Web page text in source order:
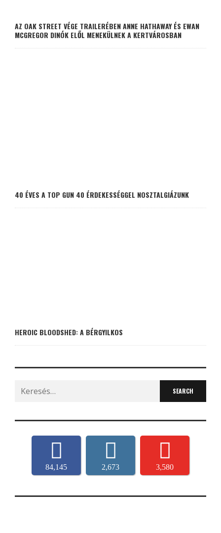
AZ OAK STREET VÉGE TRAILERÉBEN ANNE HATHAWAY ÉS EWAN
MCGREGOR DINÓK ELŐL MENEKÜLNEK A KERTVÁROSBAN
40 ÉVES A TOP GUN 40 ÉRDEKESSÉGGEL NOSZTALGIÁZUNK
HEROIC BLOODSHED: A BÉRGYILKOS
Search
for:
84,145 2,673 3,580